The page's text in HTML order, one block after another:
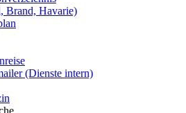
Brand, Havarie)
(Dienste intern)